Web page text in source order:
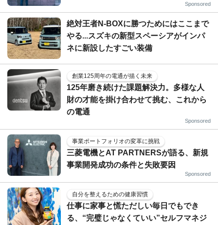
Sponsored
絶対王者N-BOXに勝つためにはここまで
やる...スズキの新型スペーシアがインパ
ネに新設したすごい装備
創業125周年の電通が描く未来
125年磨き続けた課題解決力。多様な人
財の才能を掛け合わせて挑む、これから
の電通
Sponsored
事業ポートフォリオの変革に挑戦
三菱電機とAT PARTNERSが語る、新規
事業開発成功の条件と失敗要因
Sponsored
自分を整えるための健康習慣
仕事に家事と慌ただしい毎日でもでき
る、“完璧じゃなくていい”セルフマネジ